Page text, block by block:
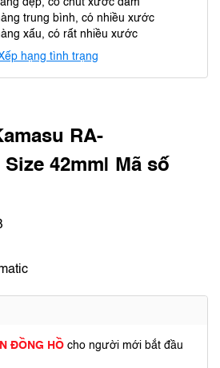
đẹp, có chút xước dăm
trung bình, có nhiều xước
xấu, có rất nhiều xước
hạng tình trạng
RA-
42mm| Mã số
ĐỒNG HỒ cho người mới bắt đầu